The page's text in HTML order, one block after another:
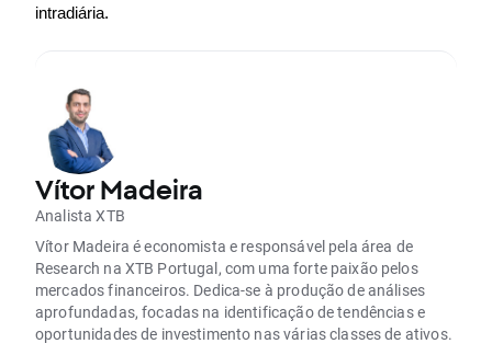
intradiária.
Vítor Madeira
Analista XTB
Vítor Madeira é economista e responsável pela área de
Research na XTB Portugal, com uma forte paixão pelos
mercados financeiros. Dedica-se à produção de análises
aprofundadas, focadas na identificação de tendências e
oportunidades de investimento nas várias classes de ativos.